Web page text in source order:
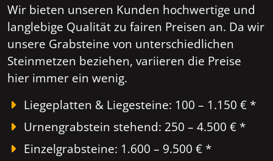
Wir bieten unseren Kunden hochwertige und
langlebige Qualität zu fairen Preisen an. Da wir
unsere Grabsteine von unterschiedlichen
Steinmetzen beziehen, variieren die Preise
hier immer ein wenig.
Liegeplatten & Liegesteine: 100 – 1.150 € *
Urnengrabstein stehend: 250 – 4.500 € *
Einzelgrabsteine: 1.600 – 9.500 € *